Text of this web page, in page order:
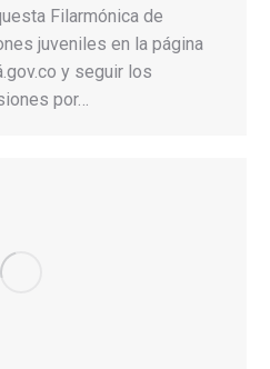
Filarmónica de
juveniles en la página
y seguir los
por…